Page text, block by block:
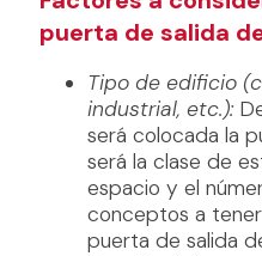
puerta de salida
Tipo de edificio
industrial, etc.):
será colocada la
será la clase de
espacio y el
conceptos a
puerta de salida